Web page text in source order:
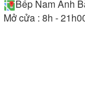
Bếp Nam Anh
Mở cửa : 8h -